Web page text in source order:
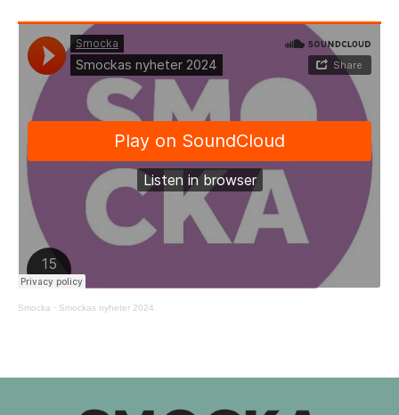
Smocka · Smockas nyheter 2024